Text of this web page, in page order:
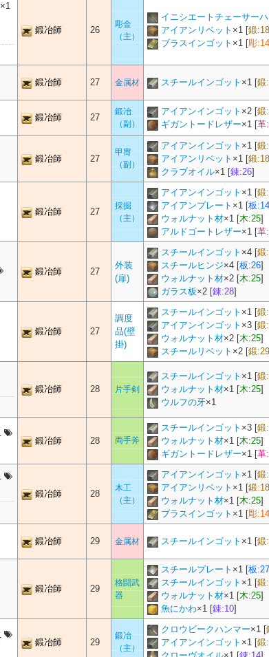
×1
鍛冶師 26
彫金
（主）
イニシエートチェーサー
アイアンリベット ×1 [鍛:18
ブラスインゴット ×1 [彫:14
鍛冶師 27 金属材 スチールインゴット ×1 [鍛
鍛冶師 27
鍛冶
（副）
アイアンインゴット ×2 [鍛
ギガントードレザー×1 [革
鍛冶師 27
甲冑
（副）
アイアンインゴット ×1 [鍛
アイアンリベット ×1 [鍛:18
クラブオイル×1 [錬:26]
鍛冶師 27
採掘
（主）
アイアンインゴット ×1 [鍛
アイアンプレート ×1 [板:14
ウォルナット材×1 [木:25]
アルドゴートレザー×1 [革
鍛冶師 27
外装
(扉)
スチールインゴット ×4 [鍛
スチールヒンジ×4 [板:26]
ウォルナット材×2 [木:25]
ガラス板×2 [錬:28]
鍛冶師 27
調度
品(壁
掛)
スチールインゴット ×1 [鍛
アイアンインゴット ×3 [鍛
ウォルナット材×2 [木:25]
スチールリベット ×2 [鍛:29
鍛冶師 28 片手剣
スチールインゴット ×1 [鍛
ウォルナット材×1 [木:25]
ウルフの牙×1
鍛冶師 28 両手斧
スチールインゴット ×3 [鍛
ウォルナット材×1 [木:25]
ギガントードレザー×1 [革
鍛冶師 28
木工
（主）
アイアンインゴット ×1 [鍛
アイアンリベット ×1 [鍛:18
ウォルナット材×1 [木:25]
ブラスインゴット ×1 [彫:14
鍛冶師 29 金属材 スチールインゴット ×1 [鍛
鍛冶師 29
格闘武
器
スチールプレート ×1 [板:27
スチールインゴット ×1 [鍛
ウォルナット材×1 [木:25]
魚にかわ×1 [錬:10]
鍛冶師 29
鍛冶
（主）
クロウビークハンマー×1 [
アイアンインゴット ×1 [鍛